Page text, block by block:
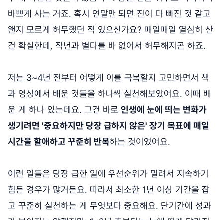
바쁘게 사는 거죠. 혹시 연말만 되면 진이 다 빠진 것 같고
왠지 모르게 허무했던 적 있으신가요? 매일매일 열심히 산
건 확실한데, 작년과 별다를 바 없어서 허무해지곤 하죠.
저는 3~4년 전부터 어떻게 이를 극복할지 고민하면서 책
과 영상에서 배운 것들을 하나씩 실천해보았어요. 이때 배
운 게 하나 있는데요. 그건 바로 인생에 눈에 띄는 변화가
생기려면 '중요하지만 당장 급하지 않은' 장기 목표에 매일
시간을 할애하고 꾸준히 반복하는 것이었어요.
이런 일들은 당장 급한 일에 우선순위가 밀려서 지속하기
힘든 경우가 많거든요. 따라서 최소한 1년 이상 기간을 잡
고 꾸준히 실천하는 게 무엇보다 중요해요. 단기간에 성과